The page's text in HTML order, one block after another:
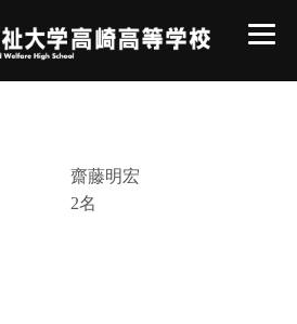
齋藤明宏
2名